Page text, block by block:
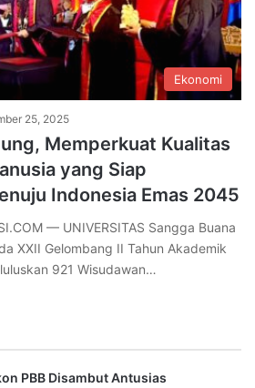
Ekonomi
25, 2025
Memperkuat Kualitas
yang Siap
Indonesia Emas 2045
— UNIVERSITAS Sangga Buana
XXII Gelombang II Tahun Akademik
921 Wisudawan…
PBB Disambut Antusias